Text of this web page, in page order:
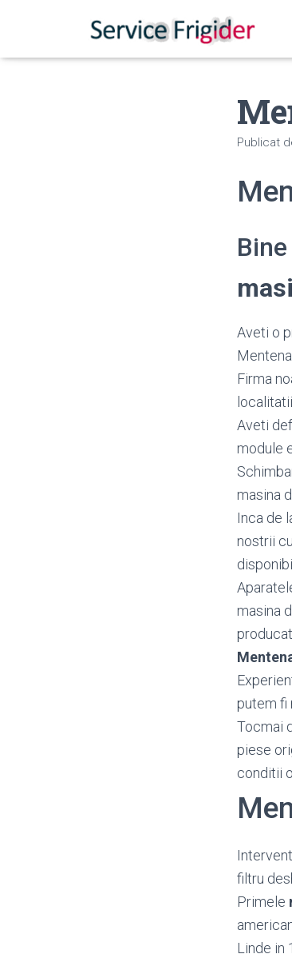
Publicat
Aveti o
Firma
Aveti
module
masina
Inca de
nostrii
masina
putem fi
Tocmai
piese
conditii
filtru
Primele
Linde in